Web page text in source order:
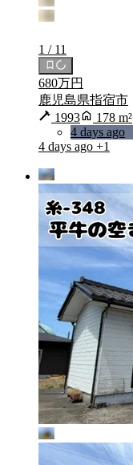
1 / 11
680万円
鹿児島県指宿市
1993
178 m²
4 days ago
4 days ago +1